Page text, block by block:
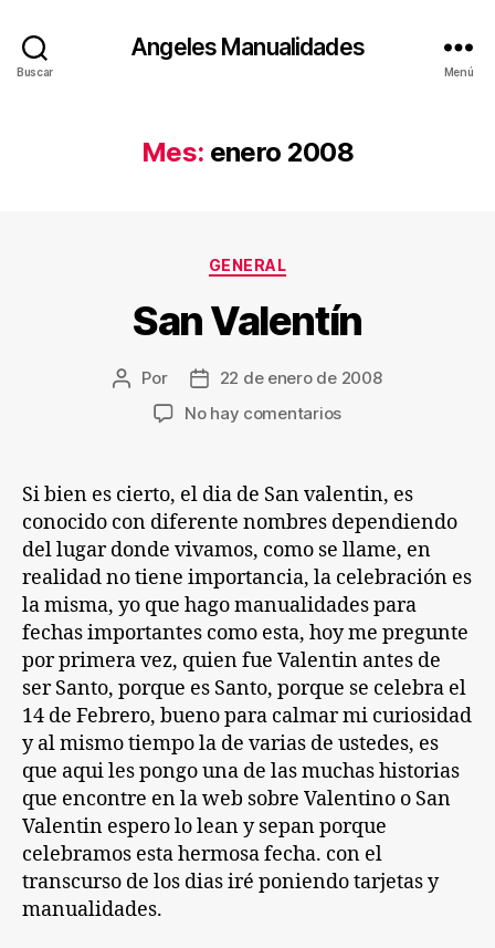
Buscar
Angeles Manualidades
Menú
Mes: enero 2008
Categorías
GENERAL
San Valentín
Autor
Por
Fecha
de
22 de enero de 2008
No hay comentariosen
Si bien es cierto, el dia de San valentin, es
conocido con diferente nombres dependiendo
del lugar donde vivamos, como se llame, en
realidad no tiene importancia, la celebración es
la misma, yo que hago manualidades para
fechas importantes como esta, hoy me pregunte
por primera vez, quien fue Valentin antes de
ser Santo, porque es Santo, porque se celebra el
14 de Febrero, bueno para calmar mi curiosidad
y al mismo tiempo la de varias de ustedes, es
que aqui les pongo una de las muchas historias
que encontre en la web sobre Valentino o San
Valentin espero lo lean y sepan porque
celebramos esta hermosa fecha. con el
transcurso de los dias iré poniendo tarjetas y
manualidades.